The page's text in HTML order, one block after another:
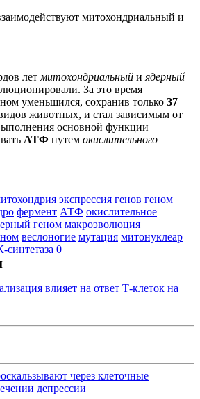
лет митохондриальный и ядерный
За это время
уменьшился, сохранив только 37
животных, и стал зависимым от
основной функции
АТФ путем окислительного
экспрессия генов геном
фермент АТФ окислительное
геном макроэволюция
веслоногие мутация митонуклеар
0
влияет на ответ Т-клеток на
через клеточные
депрессии